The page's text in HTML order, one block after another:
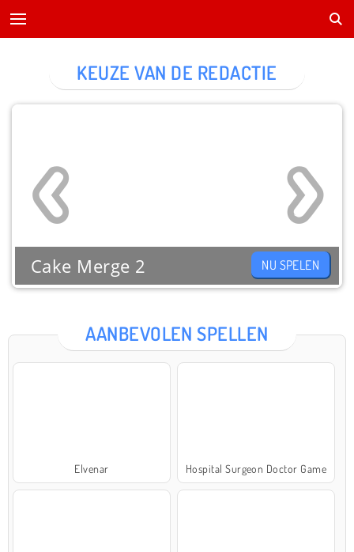
AANBEVOLEN SPELLEN
Elvenar Hospital Surgeon Doctor Game
KEUZE VAN DE REDACTIE
Cake Merge 2 NU SPELEN